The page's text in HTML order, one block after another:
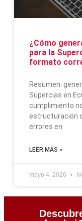
¿Cómo
para la
formato
Resumen:
Supercias en
cumplimiento
estructuración
errores en
LEER MÁS »
mayo 4, 2026